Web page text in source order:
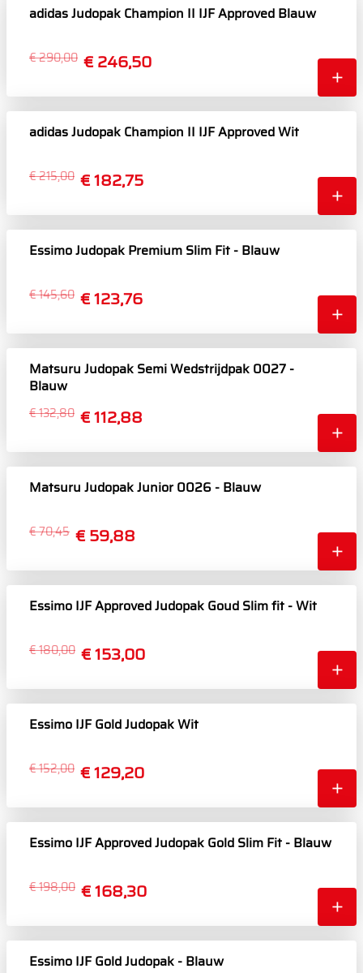
adidas Judopak Champion II IJF Approved Blauw
€ 246,50
€ 290,00
adidas Judopak Champion II IJF Approved Wit
€ 182,75
€ 215,00
Essimo Judopak Premium Slim Fit - Blauw
€ 123,76
€ 145,60
Matsuru Judopak Semi Wedstrijdpak 0027 -
Blauw
€ 112,88
€ 132,80
Matsuru Judopak Junior 0026 - Blauw
€ 59,88
€ 70,45
Essimo IJF Approved Judopak Goud Slim fit - Wit
€ 153,00
€ 180,00
Essimo IJF Gold Judopak Wit
€ 129,20
€ 152,00
Essimo IJF Approved Judopak Gold Slim Fit - Blauw
€ 168,30
€ 198,00
Essimo IJF Gold Judopak - Blauw